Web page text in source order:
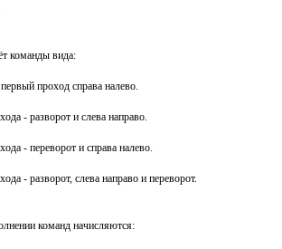
команды вида:
проход справа налево.
- разворот и слева направо.
- переворот и справа налево.
- разворот, слева направо и переворот.
команд начисляются: